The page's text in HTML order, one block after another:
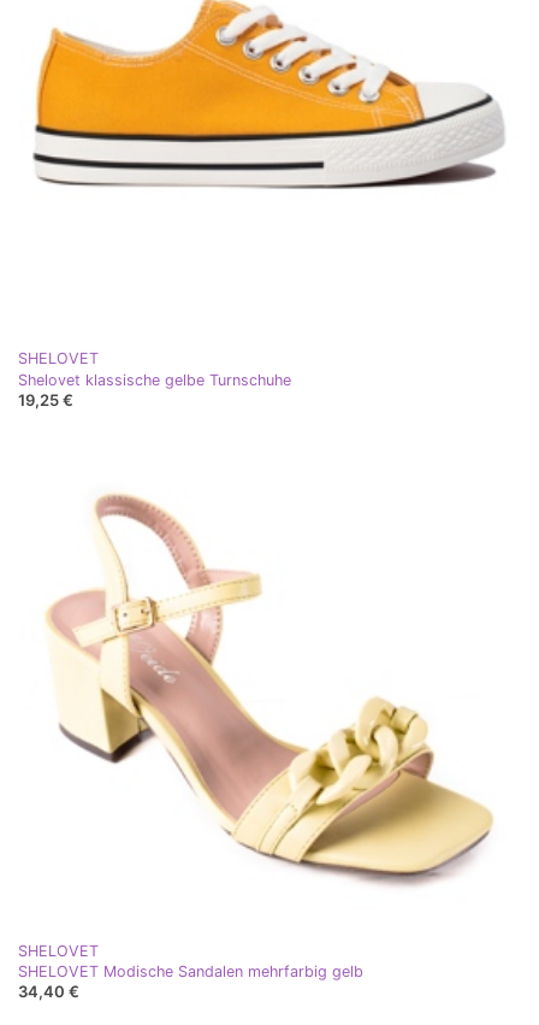
SHELOVET
Shelovet klassische gelbe Turnschuhe
19,25 €
SHELOVET
SHELOVET Modische Sandalen mehrfarbig gelb
34,40 €